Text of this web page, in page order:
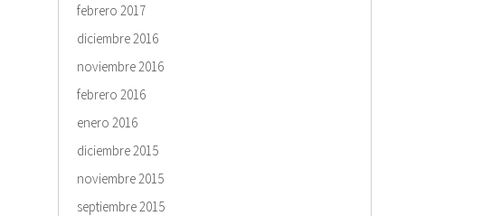
febrero 2017
diciembre 2016
noviembre 2016
febrero 2016
enero 2016
diciembre 2015
noviembre 2015
septiembre 2015